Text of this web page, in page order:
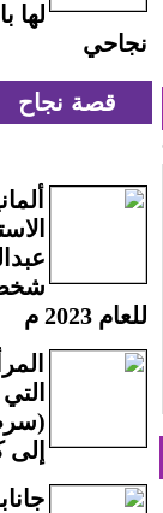
لها
نجاحي
قصة نجاح
للعام 2023 م